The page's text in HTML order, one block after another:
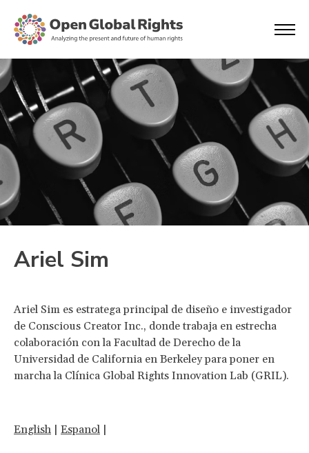
Ariel Sim
Ariel Sim es estratega principal de diseño e investigador
de Conscious Creator Inc., donde trabaja en estrecha
colaboración con la Facultad de Derecho de la
Universidad de California en Berkeley para poner en
marcha la Clínica Global Rights Innovation Lab (GRIL).
English | Espanol |